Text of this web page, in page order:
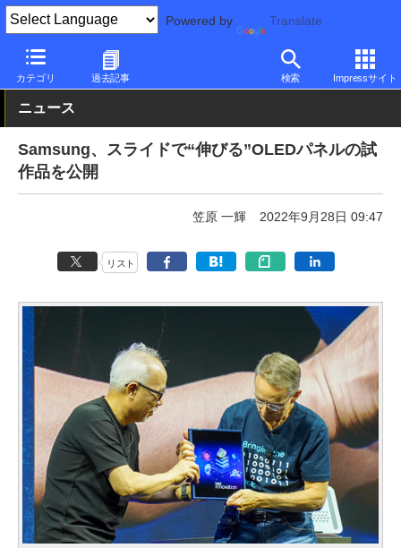
Powered by Translate
カテゴリ 過去記事 検索 Impressサイト
PC Watch 半導体/周辺機器 Samsung
ニュース
Samsung、スライドで“伸びる”OLEDパネルの試
作品を公開
笠原 一輝 2022年9月28日 09:47
リスト